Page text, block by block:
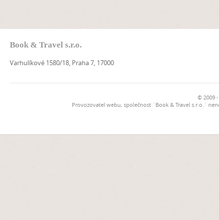
Book & Travel s.r.o.
Varhulíkové 1580/18, Praha 7, 17000
© 2009
Provozovatel webu, společnost `Book & Travel s.r.o.`